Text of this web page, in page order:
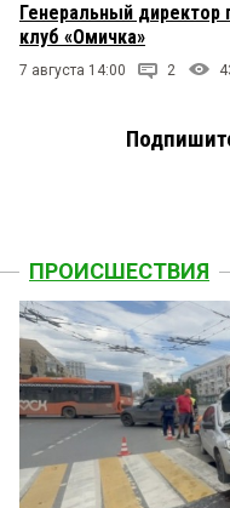
Генеральный
клуб «Омичка»
7 августа 14:00 2
ПРОИСШЕСТВИЯ